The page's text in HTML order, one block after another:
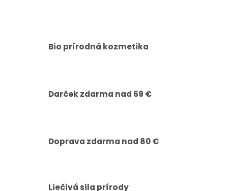
Bio prírodná kozmetika
Darček zdarma nad 69 €
Doprava zdarma nad 80 €
Liečivá sila prírody